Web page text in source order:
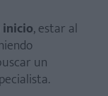
, estar al
un